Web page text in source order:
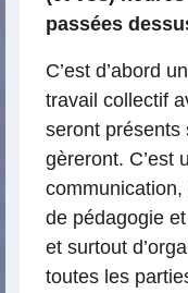
passées
C’est d’abord un
travail collectif
seront présents
gèreront. C’est
communication,
de pédagogie
et surtout
toutes les